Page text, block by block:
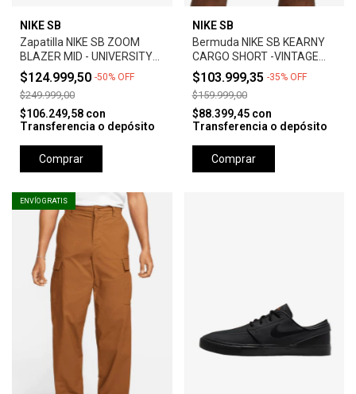
NIKE SB
Zapatilla NIKE SB ZOOM
BLAZER MID - UNIVERSITY
RED *Orange Label*
$124.999,50 -50% OFF
$249.999,00
$106.249,58 con
Transferencia o depósito
Comprar
NIKE SB
Bermuda NIKE SB KEARNY
CARGO SHORT -VINTAGE
GREEN
$103.999,35 -35% OFF
$159.999,00
$88.399,45 con
Transferencia o depósito
Comprar
ENVÍO GRATIS